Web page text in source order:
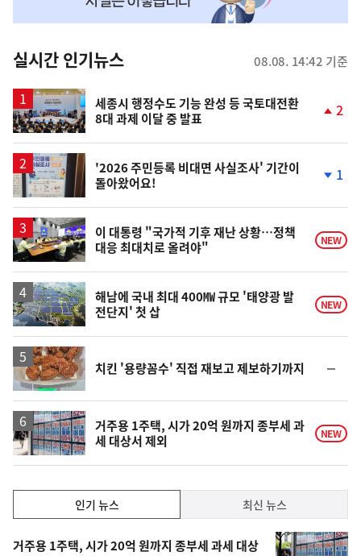
뉴
스
실시간 인기뉴스 08.08. 14:42 기준
세종시 행정수도 기능 완성 등 국토대전환
8대 과제 이달 중 발표
2
'2026 주민등록 비대면 사실조사' 기간이
돌아왔어요!
락
1
이 대통령 "국가적 기후 재난 상황…정책
대응 최대치로 올려야"
NEW
해남에 국내 최대 400㎿ 규모 '태양광 발
전단지' 첫 삽
NEW
치킨 '용량꼼수' 직접 재보고 제보하기까지
일
거주용 1주택, 시가 20억 원까지 종부세 과
세 대상서 제외
NEW
기,
최
인기 뉴스 최신 뉴스
기
거주용 1주택, 시가 20억 원까지 종부세 과세 대상